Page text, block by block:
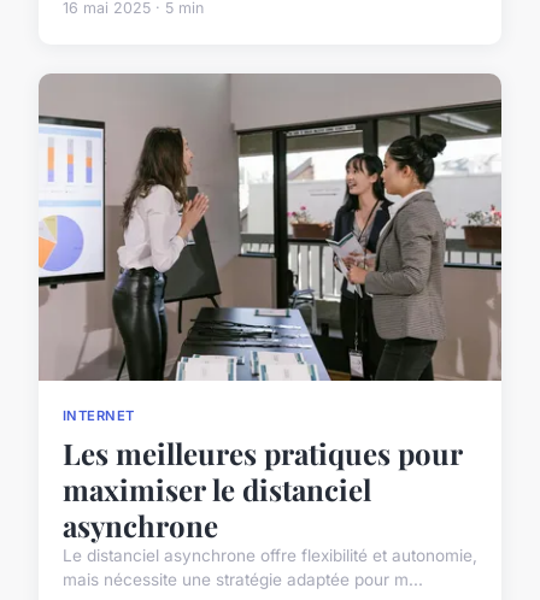
16 mai 2025 · 5 min
INTERNET
Les meilleures pratiques pour
maximiser le distanciel
asynchrone
Le distanciel asynchrone offre flexibilité et autonomie,
mais nécessite une stratégie adaptée pour m...